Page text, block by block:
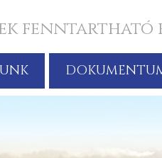
fenntartható